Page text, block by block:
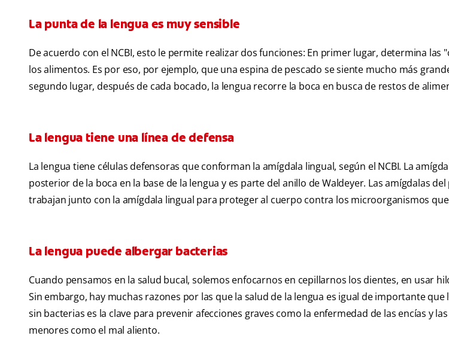
La punta de la lengua es muy sensible
De acuerdo con el NCBI, esto le permite realizar dos funciones: En primer lugar, determina las
los alimentos. Es por eso, por ejemplo, que una espina de pescado se siente mucho más
segundo lugar, después de cada bocado, la lengua recorre la boca en busca de restos de
La lengua tiene una línea de defensa
La lengua tiene células defensoras que conforman la amígdala lingual, según el NCBI. La
posterior de la boca en la base de la lengua y es parte del anillo de Waldeyer. Las amígdalas
trabajan junto con la amígdala lingual para proteger al cuerpo contra los microorganismos
La lengua puede albergar bacterias
Cuando pensamos en la salud bucal, solemos enfocarnos en cepillarnos los dientes, en usar
Sin embargo, hay muchas razones por las que la salud de la lengua es igual de importante que
sin bacterias es la clave para prevenir afecciones graves como la enfermedad de las encías y
menores como el mal aliento.